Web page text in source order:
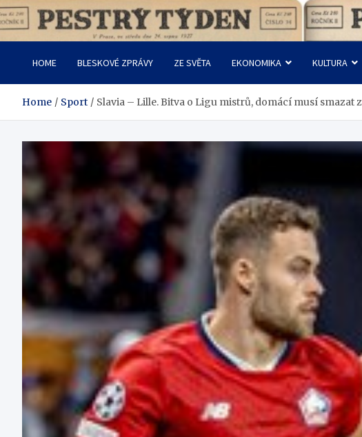
Skip
to
Pestrý Týden
HOME BLESKOVÉ ZPRÁVY ZE SVĚTA EKONOMIKA KULTURA
Home Sport Slavia – Lille. Bitva o Ligu mistrů, domácí musí smazat